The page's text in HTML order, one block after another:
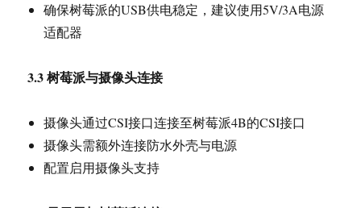
确保树莓派的USB供电稳定，建议使用5V/3A电源
适配器
3.3树莓派与摄像头连接
摄像头通过CSI接口连接至树莓派4B的CSI接口
摄像头需额外连接防水外壳与电源
配置启用摄像头支持